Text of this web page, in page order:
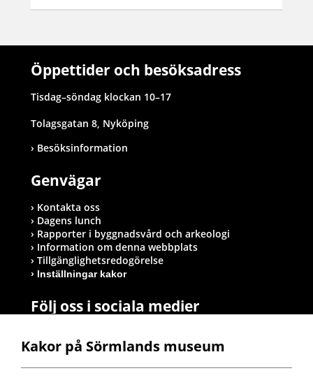
Öppettider och besöksadress
Tisdag–söndag klockan 10–17
Tolagsgatan 8, Nyköping
Besöksinformation
Genvägar
Kontakta oss
Dagens lunch
Rapporter i byggnadsvård och arkeologi
Information om denna webbplats
Tillgänglighetsredogörelse
Inställningar kakor
Följ oss i sociala medier
Postadress
Kakor på Sörmlands museum